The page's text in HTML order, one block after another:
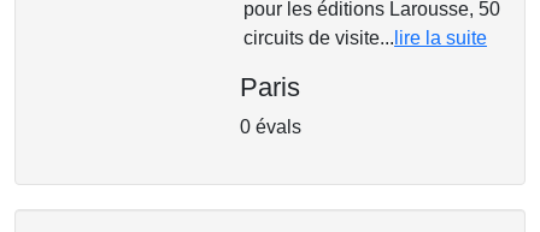
pour les éditions Larousse, 50
circuits de visite... lire la suite
Paris
0 évals